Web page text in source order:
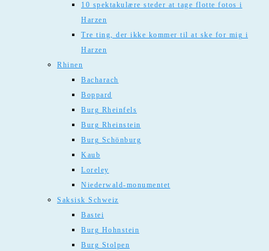
10 spektakulære steder at tage flotte fotos i
Harzen
Tre ting, der ikke kommer til at ske for mig i
Harzen
Rhinen
Bacharach
Boppard
Burg Rheinfels
Burg Rheinstein
Burg Schönburg
Kaub
Loreley
Niederwald-monumentet
Saksisk Schweiz
Bastei
Burg Hohnstein
Burg Stolpen